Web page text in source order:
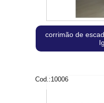
corrimão de
Cod.:10006